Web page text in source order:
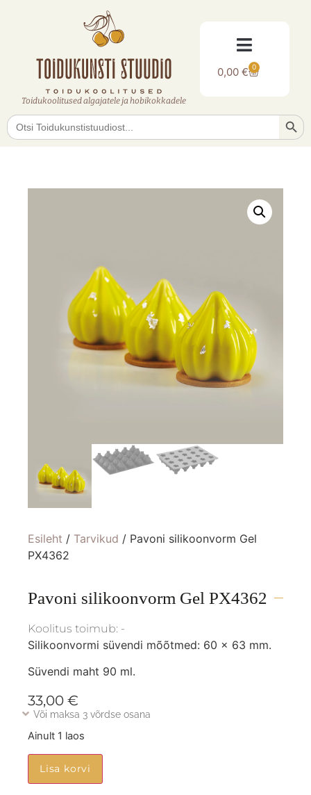
Toidukoolitused algajatele ja hobikokkadele
0,00€ 0
Search
for:
Esileht / Tarvikud / Pavoni silikoonvorm Gel
PX4362
Pavoni silikoonvorm Gel PX4362
Koolitus toimub: -
Silikoonvormi süvendi mõõtmed: 60 x 63 mm.
Süvendi maht 90 ml.
33,00 €
Või maksa 3 võrdse osana
Ainult 1 laos
Lisa korvi